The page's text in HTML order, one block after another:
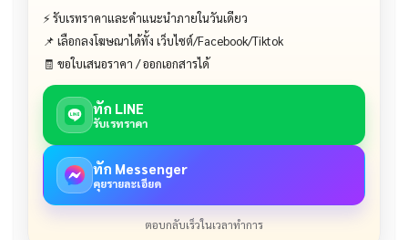
⚡ รับเรทราคาและคำแนะนำภายในวันเดียว
📌 เลือกลงโฆษณาได้ทั้ง เว็บไซต์/Facebook/Tiktok
🧾 ขอใบเสนอราคา / ออกเอกสารได้
ทัก LINE
รับเรทราคา
ทัก Messenger
คุยรายละเอียด
ตอบกลับเร็วในเวลาทำการ